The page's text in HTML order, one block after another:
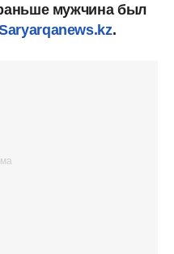
мужчина был
.